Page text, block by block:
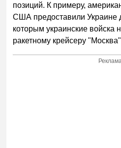
позиций. К примеру,
США предоставили Украине
которым украинские войска
ракетному крейсеру
Реклама